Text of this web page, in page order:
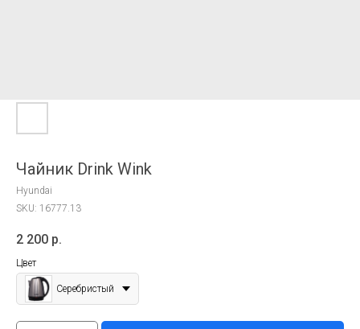
Чайник Drink Wink
Hyundai
SKU: 16777.13
2 200 р.
Цвет
Серебристый